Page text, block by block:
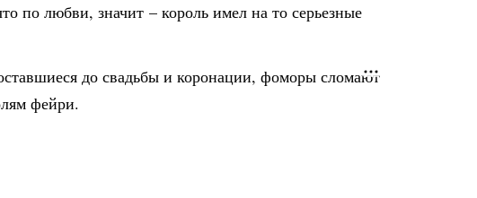
по любви, значит – король имел на то серьезные
до свадьбы и коронации, фоморы сломают
фейри.